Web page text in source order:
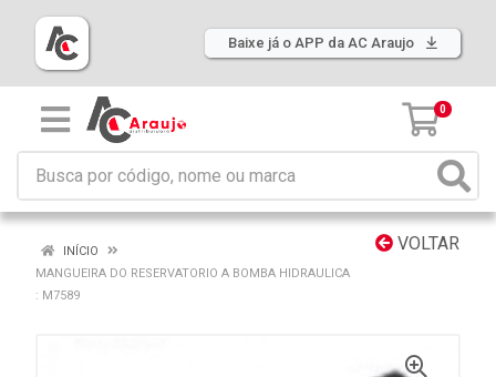
Baixe já o APP da AC Araujo
0
VOLTAR
INÍCIO
MANGUEIRA DO RESERVATORIO A BOMBA HIDRAULICA
: M7589